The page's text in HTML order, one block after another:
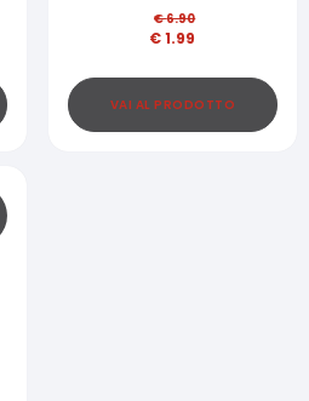
€6.90
€1.99
VAI AL PRODOTTO